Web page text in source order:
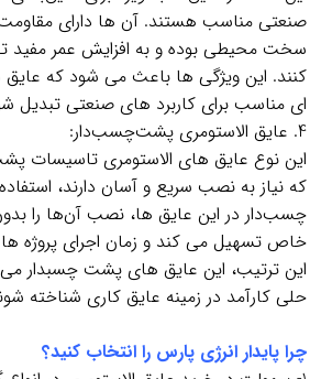
صنعتی مناسب هستند. آن‌ ها دارای مقاومت
سخت محیطی بوده و به افزایش عمر مفید
کنند. این ویژگی‌ ها باعث می‌ شود که عایق‌
ای مناسب برای کاربرد های صنعتی تبدیل
4. عایق الاستومری پشت‌چسب‌دار:
این نوع عایق‌ های الاستومری تاسیسات
که نیاز به نصب سریع و آسان دارند،
چسب‌دار در این عایق‌ ها، نصب آن‌ها را
خاص تسهیل می‌ کند و زمان اجرای پروژه‌
این ترتیب، این عایق‌ های پشت چسبدار می‌
حلی کارآمد در زمینه عایق‌ کاری شناخته
چرا پایدار انرژی پارس را انتخاب کنید؟